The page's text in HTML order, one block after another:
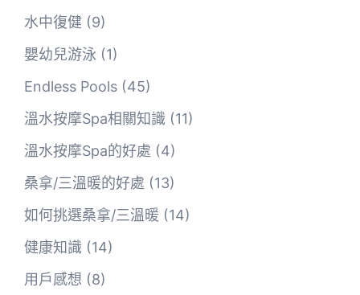
水中復健 (9)
嬰幼兒游泳 (1)
Endless Pools (45)
溫水按摩Spa相關知識 (11)
溫水按摩Spa的好處 (4)
桑拿/三溫暖的好處 (13)
如何挑選桑拿/三溫暖 (14)
健康知識 (14)
用戶感想 (8)